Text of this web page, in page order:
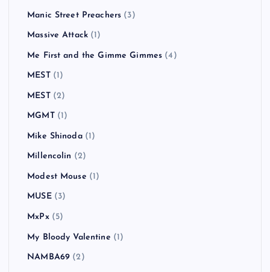
Manic Street Preachers (3)
Massive Attack (1)
Me First and the Gimme Gimmes (4)
MEST(1)
MEST(2)
MGMT(1)
Mike Shinoda(1)
Millencolin (2)
Modest Mouse (1)
MUSE(3)
MxPx(5)
My Bloody Valentine (1)
NAMBA69 (2)